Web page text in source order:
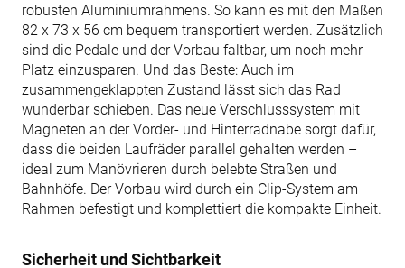
robusten Aluminiumrahmens. So kann es mit den Maßen
82 x 73 x 56 cm bequem transportiert werden. Zusätzlich
sind die Pedale und der Vorbau faltbar, um noch mehr
Platz einzusparen. Und das Beste: Auch im
zusammengeklappten Zustand lässt sich das Rad
wunderbar schieben. Das neue Verschlusssystem mit
Magneten an der Vorder- und Hinterradnabe sorgt dafür,
dass die beiden Laufräder parallel gehalten werden –
ideal zum Manövrieren durch belebte Straßen und
Bahnhöfe. Der Vorbau wird durch ein Clip-System am
Rahmen befestigt und komplettiert die kompakte Einheit.
Sicherheit und Sichtbarkeit